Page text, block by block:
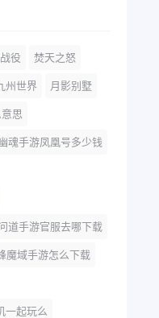
役 焚天之怒
州世界 月影别墅
思
魂手游凤凰号多少钱
道手游官服去哪下载
魔域手游怎么下载
一起玩么